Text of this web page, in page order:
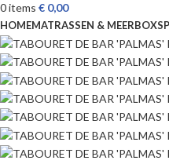
0items € 0,00
HOMEMATRASSEN & MEER